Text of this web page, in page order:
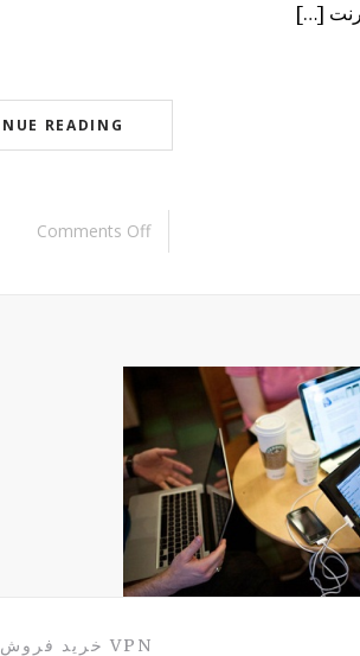
[…]
READING
Comments Off
VPN خرید فروش